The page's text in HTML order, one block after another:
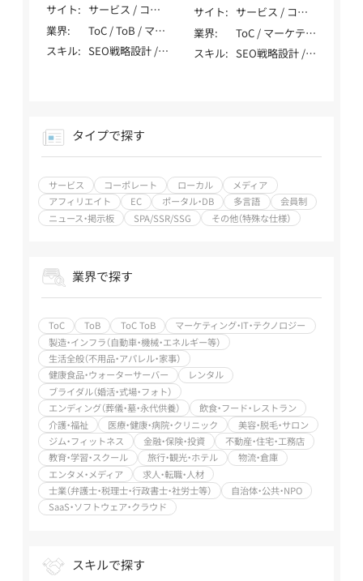
共・NPO
玉村 嘉隆 / Tamamura
Yoshitaka
サイト
サービス / コー
ポレート / ロー
カル / メディア /
アフィリエイト /
様）
業界
ToC / ToB / マー
ケティング・IT・
テクノロジー /
アパレル・家事） /
エンディング（葬
/ 飲食・フード・レ
ストラン / 介護・
福祉 / 医療・健
康・病院・クリニ
融・保険・投資 /
メディア / 求人・
転職・人材 / 士業
（弁護士・税理士・
行政書士・社労士
等） / SaaS・ソフ
トウェア・クラウ
ド
スキル
SEO戦略設計 /
ーカルSEO / DB・
大規模SEO / ペ
ナルティ解除 /
YMYL対応 / 特殊
サイト対応 / デ
ータ分析（GA4・
Search Console）
ィリエイト / ベ
ンチャー支援 /
上場企業支援 /
その他（特殊業
務） / SEO歴10年
以上
データドリブンなSEO
岡 拓馬 / Oka Takuma
サイト
サービス / コー
ポレート / メデ
ィア / アフィリ
エイト / 多言語 /
業界
ToC / マーケティ
ング・IT・テクノ
ロジー / 製造・イ
食品・ウォーター
タル / 飲食・フー
ド・レストラン /
美容・脱毛・サロ
教育・学習・スク
光・ホテル / エン
社労士等） /
SaaS・ソフトウ
ェア・クラウド
スキル
SEO戦略設計 /
YMYL対応 / 特殊
サイト対応 / デ
ータ分析（GA4・
Search Console）
/ SEO内製化支援
ャー支援 / SEO
歴7～9年
タイプで探す
サービス コーポレート ローカル
メディア
アフィリエイト
EC ポータル・DB 多言語
会員制
ニュース・掲示板
SPA/SSR/SSG その他（特殊な仕様）
業界で探す
ToC ToB ToC ToB
マーケティング・IT・テクノロジー
製造・インフラ（自動車・機械・エネルギー等）
生活全般（不用品・アパレル・家事）
健康食品・ウォーターサーバー
レンタル
ブライダル（婚活・式場・フォト）
エンディング（葬儀・墓・永代供養）
飲食・フード・レストラン
介護・福祉
医療・健康・病院・クリニック
美容・脱毛・サロン
ジム・フィットネス
金融・保険・投資
不動産・住宅・工務店
教育・学習・スクール
旅行・観光・ホテル
物流・倉庫
エンタメ・メディア
求人・転職・人材
士業（弁護士・税理士・行政書士・社労士等）
自治体・公共・NPO
SaaS・ソフトウェア・クラウド
スキルで探す